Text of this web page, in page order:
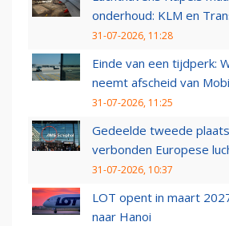
onderhoud: KLM en
31-07-2026, 11:28
Einde van een tijdperk:
neemt afscheid van
31-07-2026, 11:25
Gedeelde tweede
verbonden Europese
31-07-2026, 10:37
LOT opent in maart
naar Hanoi